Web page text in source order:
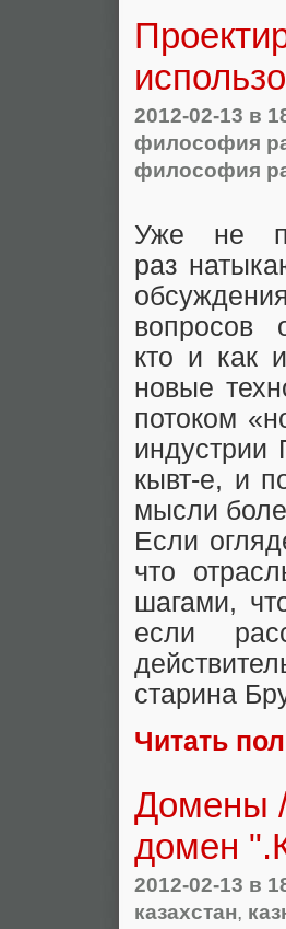
2012-02-13 в
философия
философия
Уже не
раз
вопросов
кто и как
новые
потоком
кывт-е, и
мысли
Если
что
шагами,
если
старина
Читать
Домены /
домен
2012-02-13 в
казахстан,